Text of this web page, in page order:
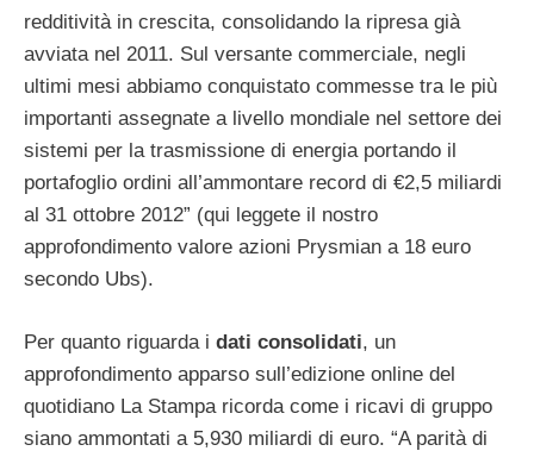
redditività in crescita, consolidando la ripresa già
avviata nel 2011. Sul versante commerciale, negli
ultimi mesi abbiamo conquistato commesse tra le più
importanti assegnate a livello mondiale nel settore dei
sistemi per la trasmissione di energia portando il
portafoglio ordini all’ammontare record di €2,5 miliardi
al 31 ottobre 2012” (qui leggete il nostro
approfondimento valore azioni Prysmian a 18 euro
secondo Ubs).
Per quanto riguarda i dati consolidati, un
approfondimento apparso sull’edizione online del
quotidiano La Stampa ricorda come i ricavi di gruppo
siano ammontati a 5,930 miliardi di euro. “A parità di